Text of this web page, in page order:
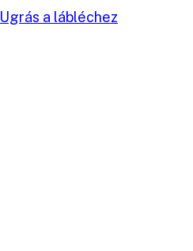
Ugrás a lábléchez